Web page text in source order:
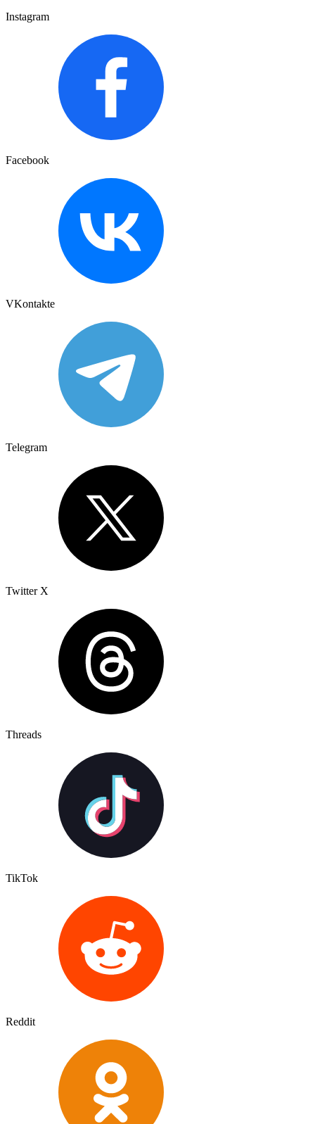
Instagram
Facebook
VKontakte
Telegram
Twitter X
Threads
TikTok
Reddit